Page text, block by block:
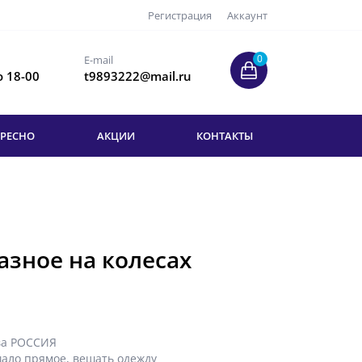
Регистрация Аккаунт
18-00
E-mail
t9893222@mail.ru
0
АКЦИИ КОНТАКТЫ
на колесах
РОССИЯ
прямое, вешать одежду